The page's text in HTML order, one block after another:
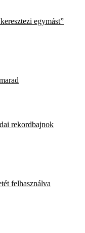
egymást”
rekordbajnok
felhasználva